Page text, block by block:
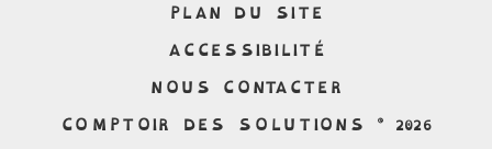
PLAN DU SITE
ACCESSIBILITÉ
NOUS CONTACTER
COMPTOIR DES SOLUTIONS © 2026